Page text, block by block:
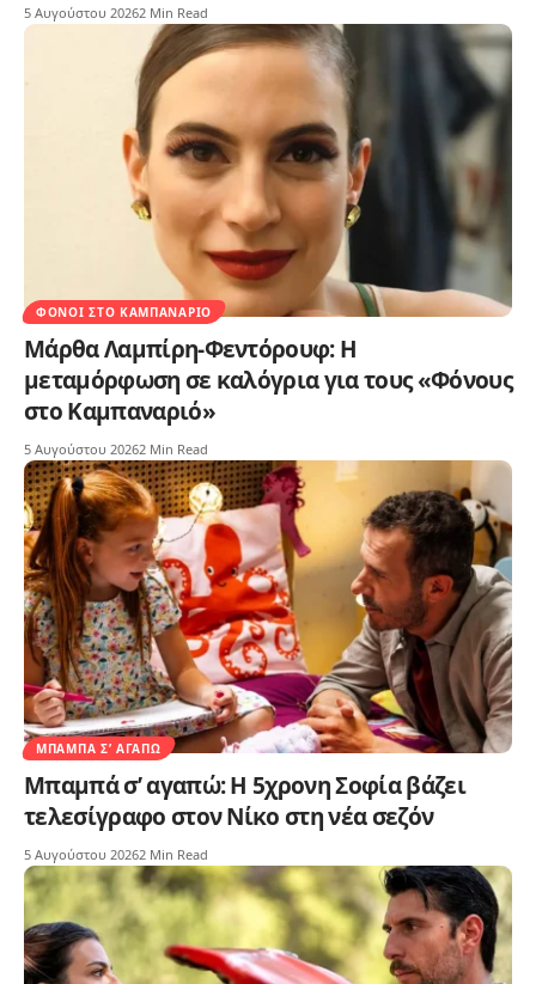
5 Αυγούστου 20262 Min Read
ΦΌΝΟΙ ΣΤΟ ΚΑΜΠΑΝΑΡΙΌ
Μάρθα Λαμπίρη-Φεντόρουφ: Η
μεταμόρφωση σε καλόγρια για τους «Φόνους
στο Καμπαναριό»
5 Αυγούστου 20262 Min Read
ΜΠΑΜΠΆ Σ’ ΑΓΑΠΏ
Μπαμπά σ’ αγαπώ: Η 5χρονη Σοφία βάζει
τελεσίγραφο στον Νίκο στη νέα σεζόν
5 Αυγούστου 20262 Min Read